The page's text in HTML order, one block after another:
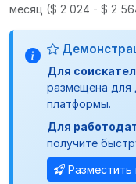
месяц ($ 2 024 - $ 2
Для
размещена для
платформы.
Для
получите
Разместить